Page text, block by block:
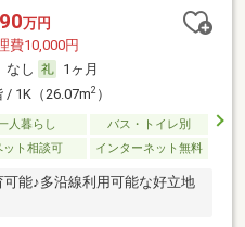
万円
費10,000円
なし
1ヶ月
/ 1K（26.07m2）
人暮らし
バス・トイレ別
ット相談可 インターネット無料
能♪多沿線利用可能な好立地